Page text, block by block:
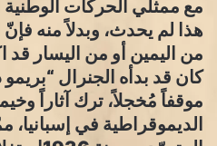
مع ممثلي الحركات الوطنية
هذا لم يحدث، وبدلاً منه
من اليمين أو من اليسار قد
كان قد بدأه الجنرال
موقفاً مُخجلاً، ترك آثاراً
الديموقراطية في إسبانيا،